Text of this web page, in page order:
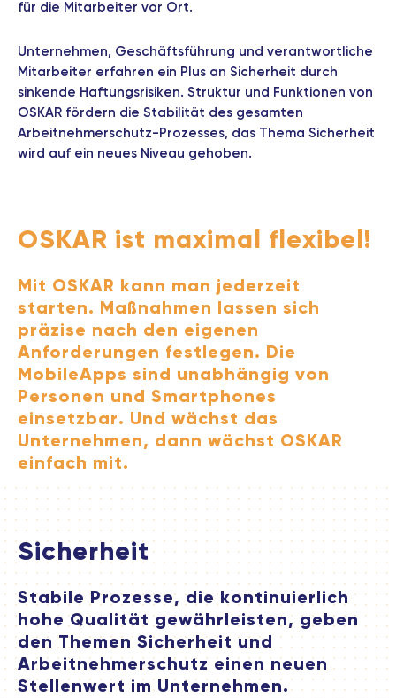
für die Mitarbeiter vor Ort.
Unternehmen, Geschäftsführung und verantwortliche
Mitarbeiter erfahren ein Plus an Sicherheit durch
sinkende Haftungsrisiken. Struktur und Funktionen von
OSKAR fördern die Stabilität des gesamten
Arbeitnehmerschutz-Prozesses, das Thema Sicherheit
wird auf ein neues Niveau gehoben.
OSKAR ist maximal flexibel!
Mit OSKAR kann man jederzeit
starten. Maßnahmen lassen sich
präzise nach den eigenen
Anforderungen festlegen. Die
MobileApps sind unabhängig von
Personen und Smartphones
einsetzbar. Und wächst das
Unternehmen, dann wächst OSKAR
einfach mit.
Sicherheit
Stabile Prozesse, die kontinuierlich
hohe Qualität gewährleisten, geben
den Themen Sicherheit und
Arbeitnehmerschutz einen neuen
Stellenwert im Unternehmen.